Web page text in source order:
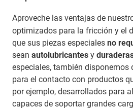
Aproveche las ventajas de
optimizados para la fricción y el
que sus piezas especiales no
sean autolubricantes y
especiales, también disponemos
para el contacto con productos
por ejemplo, desarrollados para
capaces de soportar grandes